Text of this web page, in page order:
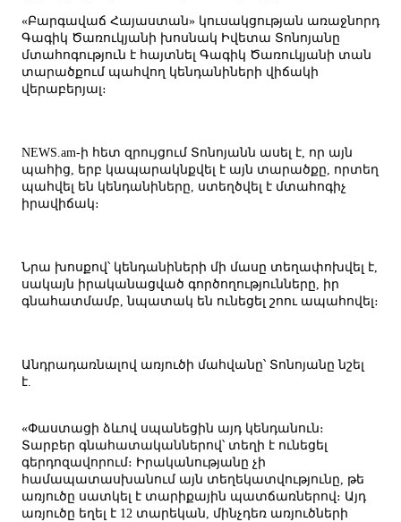
«Բարգավաճ Հայաստան» կուսակցության առաջնորդ
Գագիկ Ծառուկյանի խոսնակ Իվետա Տոնոյանը
մտահոգություն է հայտնել Գագիկ Ծառուկյանի տան
տարածքում պահվող կենդանիների վիճակի
վերաբերյալ։
NEWS.am-ի հետ զրույցում Տոնոյանն ասել է, որ այն
պահից, երբ կապարակնքվել է այն տարածքը, որտեղ
պահվել են կենդանիները, ստեղծվել է մտահոգիչ
իրավիճակ։
Նրա խոսքով՝ կենդանիների մի մասը տեղափոխվել է,
սակայն իրականացված գործողությունները, իր
գնահատմամբ, նպատակ են ունեցել շոու ապահովել։
Անդրադառնալով առյուծի մահվանը՝ Տոնոյանը նշել
է.
«Փաստացի ձևով սպանեցին այդ կենդանուն։
Տարբեր գնահատականներով՝ տեղի է ունեցել
գերդոզավորում։ Իրականությանը չի
համապատասխանում այն տեղեկատվությունը, թե
առյուծը սատկել է տարիքային պատճառներով։ Այդ
առյուծը եղել է 12 տարեկան, մինչդեռ առյուծների